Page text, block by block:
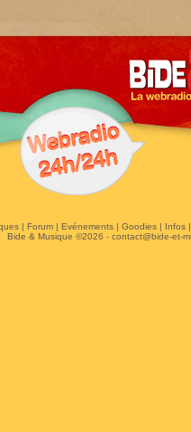
| Forum| Evénements| Goodies| Infos
Bide & Musique ©2026 - contact@bide-et-